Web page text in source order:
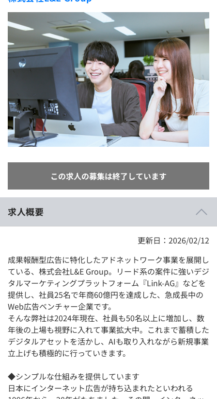
イベント・セミナー
インタビュー
リファレンス
個人向けプラン
法人向けプラン
学校向けプラン
再チャレンジ結果一覧
Tech Team Journal
paiza times
note
paizaとは？
この求人の募集は終了しています
求人概要
更新日：2026/02/12
成果報酬型広告に特化したアドネットワーク事業を展開し
ている、株式会社L&E Group。リード系の案件に強いデジ
タルマーケティングプラットフォーム『Link-AG』などを
提供し、社員25名で年商60億円を達成した、急成長中の
Web広告ベンチャー企業です。
そんな弊社は2024年現在、社員も50名以上に増加し、数
年後の上場も視野に入れて事業拡大中。これまで蓄積した
デジタルアセットを活かし、AIも取り入れながら新規事業
立上げも積極的に行っていきます。
◆シンプルな仕組みを提供しています
日本にインターネット広告が持ち込まれたといわれる